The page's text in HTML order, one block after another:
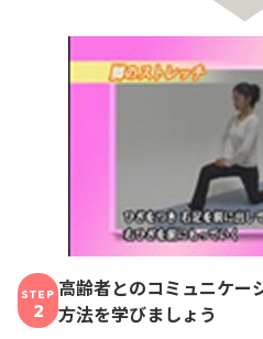
STEP
2
高齢者とのコミュニケー
方法を学びましょう